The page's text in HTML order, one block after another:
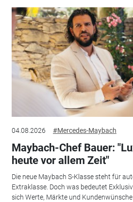
04.08.2026 #Mercedes-Maybach
Maybach-Chef Bauer:
heute vor allem Zeit"
Die neue Maybach S-Klasse steht für
Extraklasse. Doch was bedeutet
sich Werte, Märkte und